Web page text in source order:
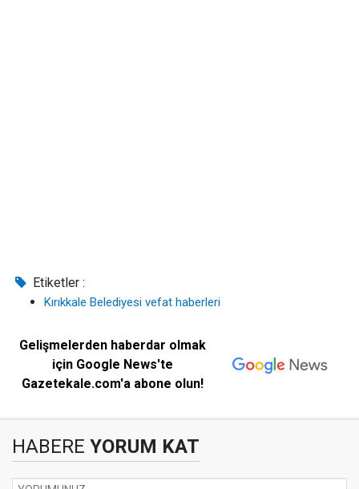
Etiketler :
Kırıkkale Belediyesi vefat haberleri
Gelişmelerden haberdar olmak
için Google News'te
Gazetekale.com'a abone olun!
HABERE YORUM KAT